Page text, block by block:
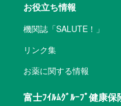
お役立ち情報
機関誌「SALUTE！」
リンク集
お薬に関する情報
富士ﾌｲﾙﾑｸﾞﾙｰﾌﾟ健康保